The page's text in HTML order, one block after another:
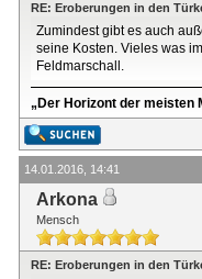
RE: Eroberungen in den
Zumindest gibt es auch
seine Kosten. Vieles was
Feldmarschall.
„Der Horizont der meisten
14.01.2016, 14:41
Arkona
Mensch
RE: Eroberungen in den